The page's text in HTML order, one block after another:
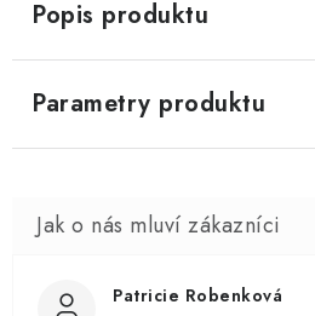
Popis produktu
Parametry produktu
Patricie Robenková